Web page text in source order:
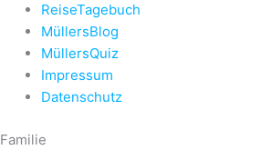
ReiseTagebuch
MüllersBlog
MüllersQuiz
Impressum
Datenschutz
Familie